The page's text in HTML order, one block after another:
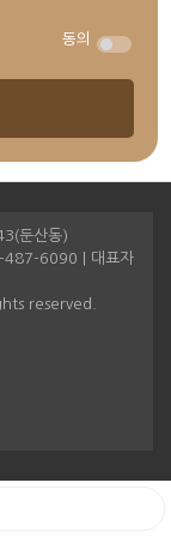
동의
둔산동)
487-6090 | 대표자
reserved.